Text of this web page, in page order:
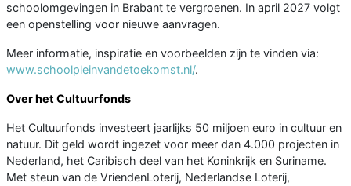
schoolomgevingen in Brabant te vergroenen. In april 2027 volgt
een openstelling voor nieuwe aanvragen.
Meer informatie, inspiratie en voorbeelden zijn te vinden via:
www.schoolpleinvandetoekomst.nl/.
Over het Cultuurfonds
Het Cultuurfonds investeert jaarlijks 50 miljoen euro in cultuur en
natuur. Dit geld wordt ingezet voor meer dan 4.000 projecten in
Nederland, het Caribisch deel van het Koninkrijk en Suriname.
Met steun van de VriendenLoterij, Nederlandse Loterij,